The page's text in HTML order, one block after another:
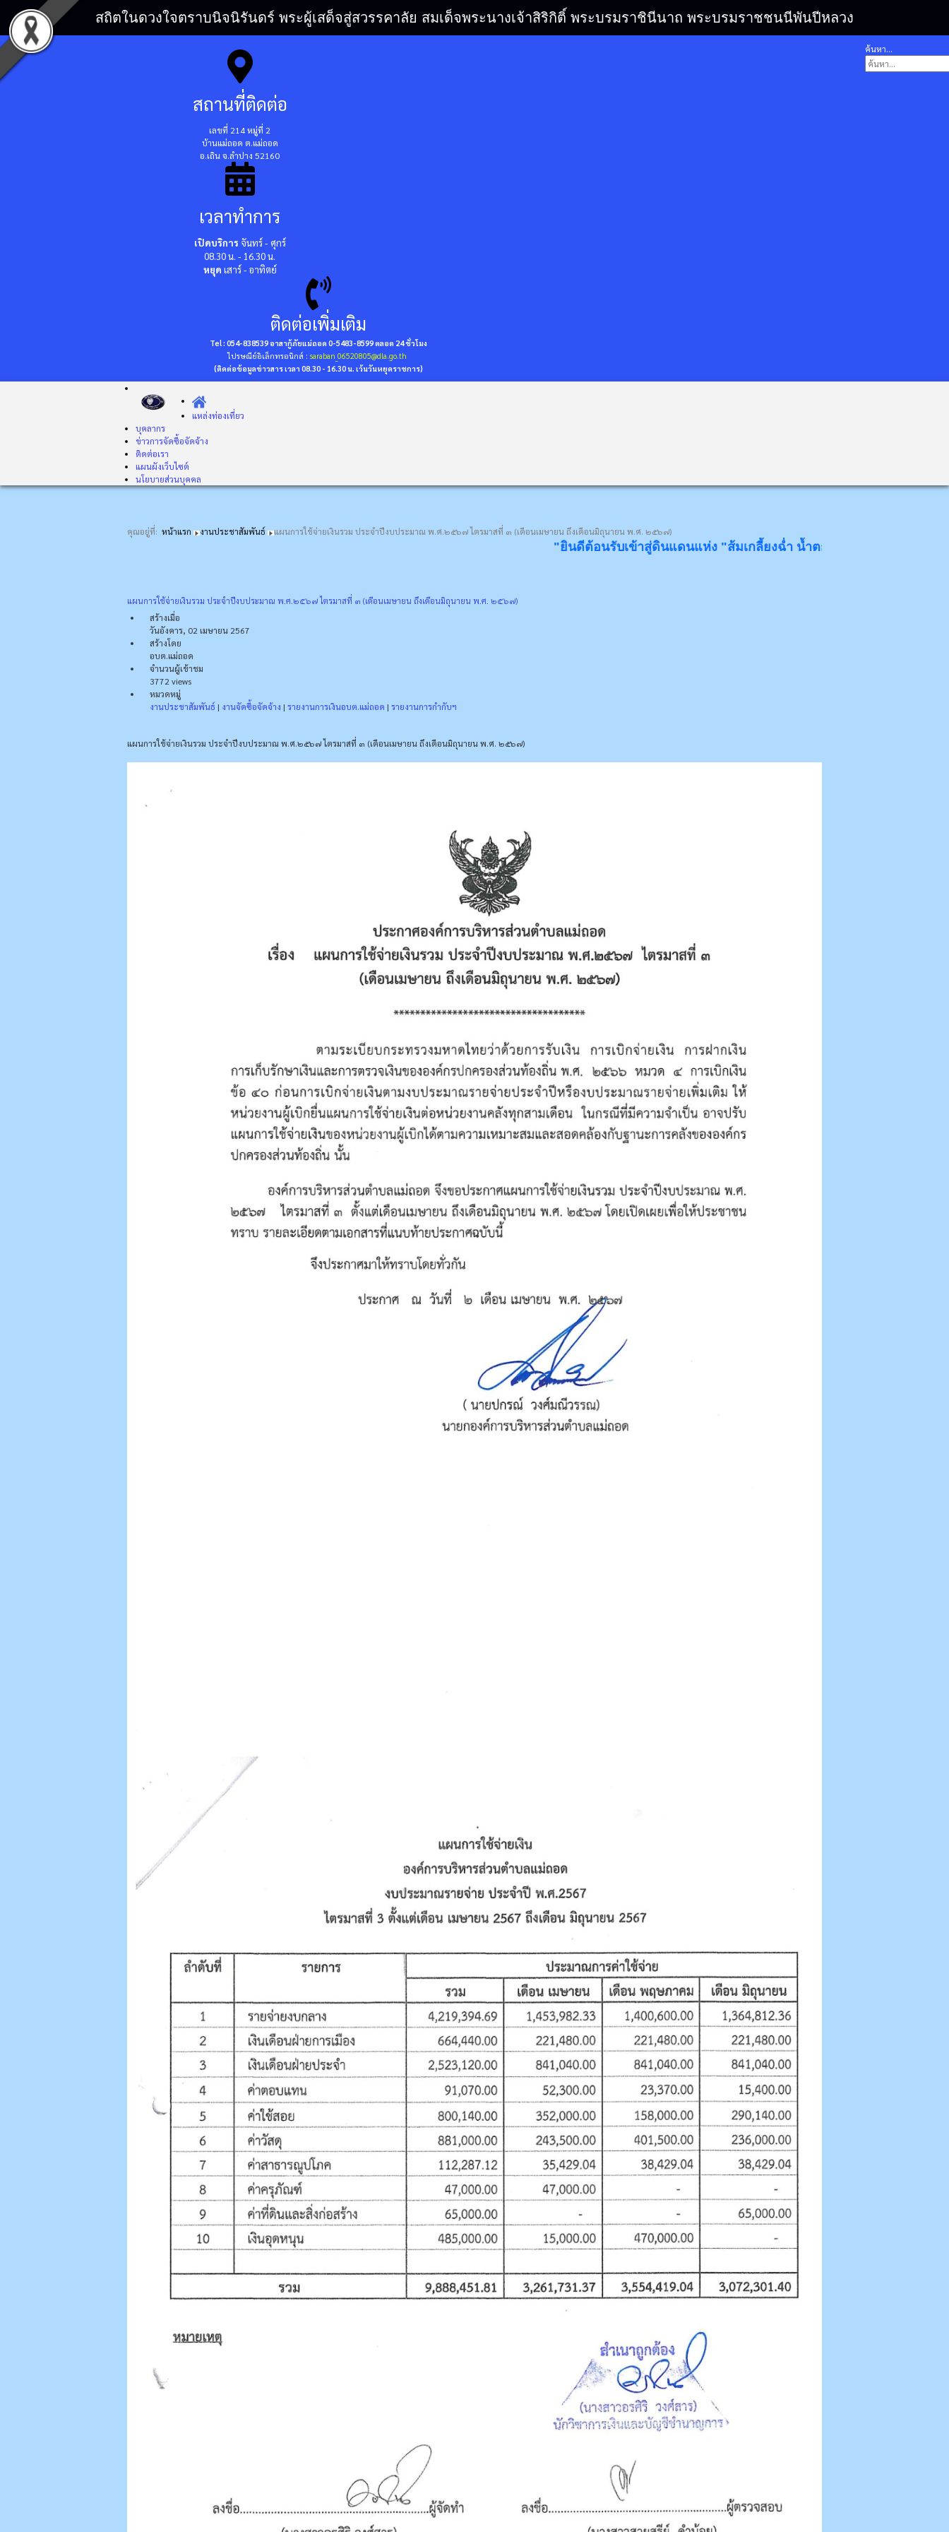
สถิตในดวงใจตราบนิจนิรันดร์ พระผู้เสด็จสู่สวรรคาลัย สมเด็จพระนางเจ้าสิริกิติ์ พระบรมราชินีนาถ พระบรมราชชนนีพันปีหลวง
สถานที่ติดต่อ
เลขที่ 214 หมู่ที่ 2
บ้านแม่ถอด ต.แม่ถอด
อ.เถิน จ.ลำปาง 52160
เวลาทำการ
เปิดบริการ จันทร์ - ศุกร์
08.30 น. - 16.30 น.
หยุด เสาร์ - อาทิตย์
ติดต่อเพิ่มเติม
Tel : 054-838539 อาสากู้ภัยแม่ถอด 0-5483-8599ตลอด 24 ชั่วโมง
ไปรษณีย์อิเล็กทรอนิกส์ :saraban_06520805@dla.go.th
(ติดต่อข้อมูลข่าวสาร เวลา 08.30 - 16.30 น. เว้นวันหยุดราชการ)
ค้นหา...
แหล่งท่องเที่ยว
บุคลากร
ข่าวการจัดซื้อจัดจ้าง
ติดต่อเรา
แผนผังเว็บไซต์
นโยบายส่วนบุคคล
คุณอยู่ที่: หน้าแรก งานประชาสัมพันธ์ แผนการใช้จ่ายเงินรวม ประจำปีงบประมาณ พ.ศ.๒๕๖๗ ไตรมาสที่ ๓ (เดือนเมษายน ถึงเดือนมิถุนายน พ.ศ. ๒๕๖๗)
"ยินดีต้อนรับเข้าสู่ดินแดนแห่ง "ส้มเกลี้ยงฉ่ำ น้ำตกงาม โป่งข่ามขลัง วังหินอ่อน" ด้
แผนการใช้จ่ายเงินรวม ประจำปีงบประมาณ พ.ศ.๒๕๖๗ ไตรมาสที่ ๓ (เดือนเมษายน ถึงเดือนมิถุนายน พ.ศ. ๒๕๖๗)
สร้างเมื่อ
วันอังคาร, 02 เมษายน 2567
สร้างโดย
อบต.แม่ถอด
จำนวนผู้เข้าชม
3772 views
หมวดหมู่
งานประชาสัมพันธ์ | งานจัดซื้อจัดจ้าง | รายงานการเงินอบต.แม่ถอด | รายงานการกำกับฯ
แผนการใช้จ่ายเงินรวม ประจำปีงบประมาณ พ.ศ.๒๕๖๗ ไตรมาสที่ ๓ (เดือนเมษายน ถึงเดือนมิถุนายน พ.ศ. ๒๕๖๗)